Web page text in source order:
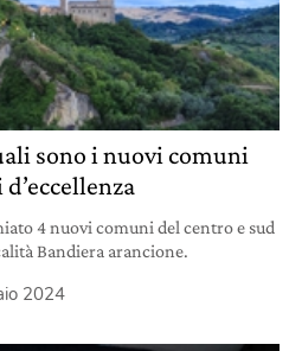
sono i nuovi comuni
4 nuovi comuni del centro e sud
Bandiera arancione.
2024